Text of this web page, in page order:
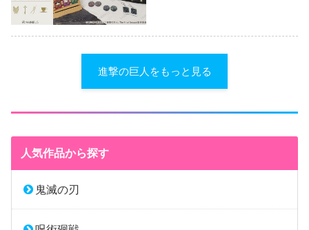
進撃の巨人をもっと見る
人気作品から探す
鬼滅の刃